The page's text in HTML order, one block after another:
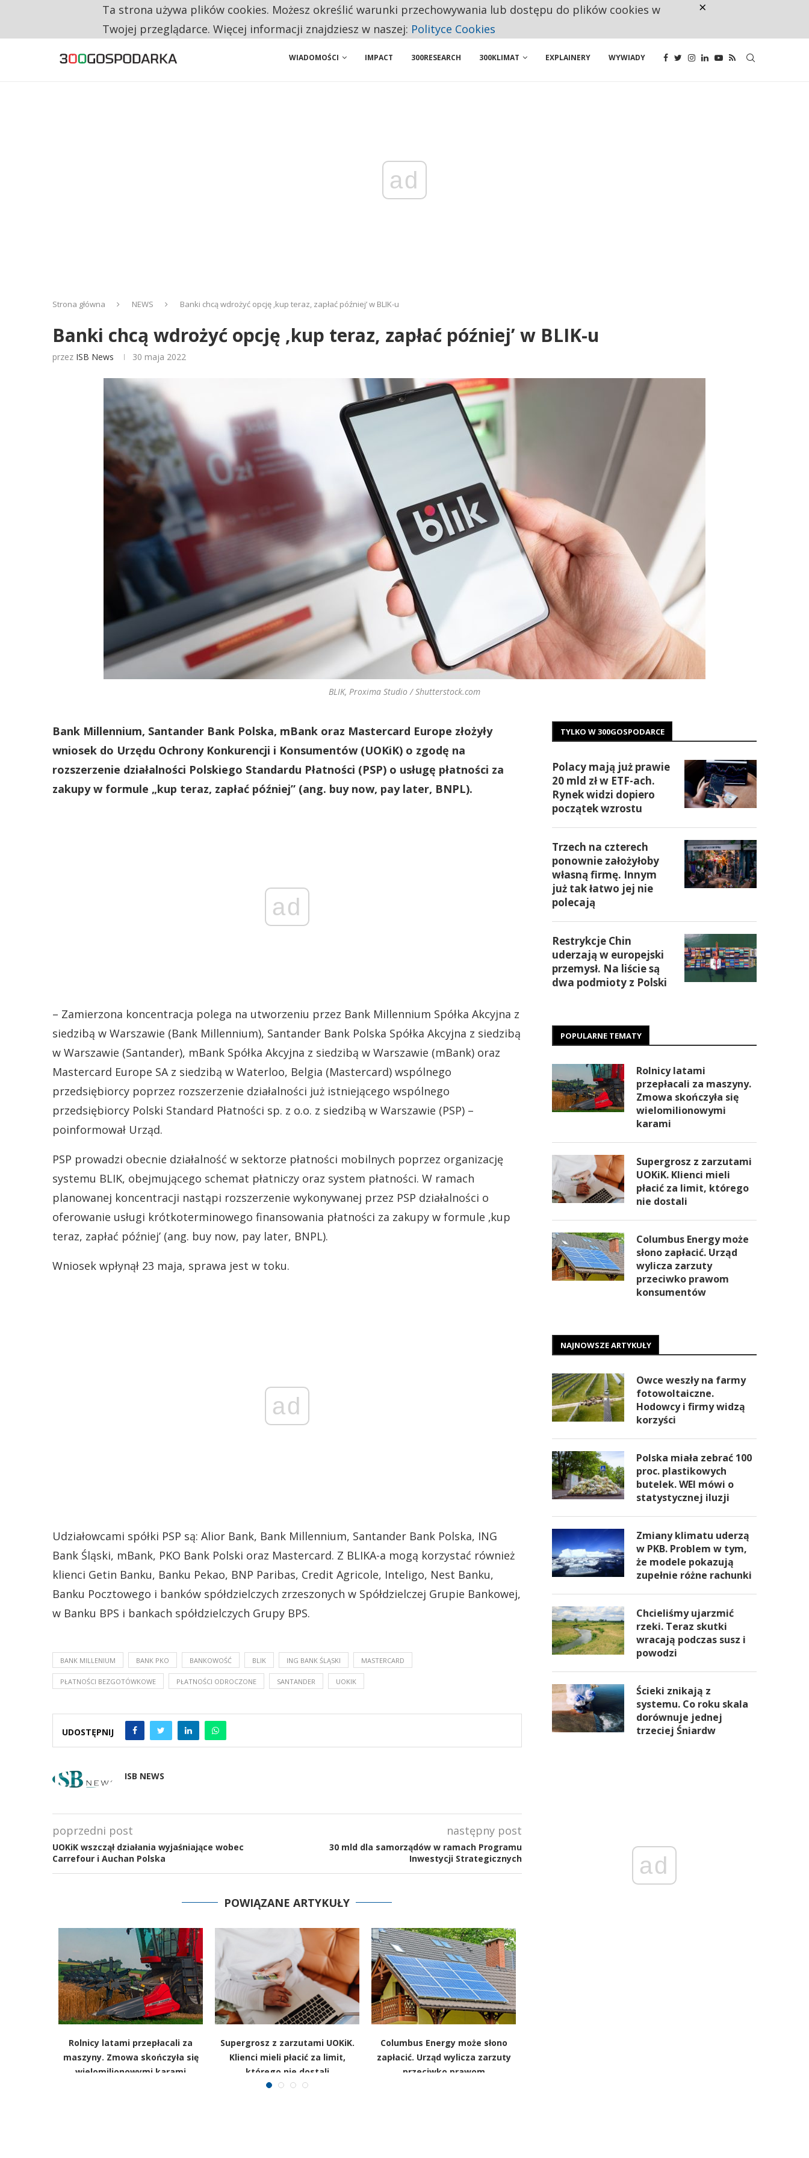
RESTRYKCJE CHIN UDERZAJĄ W EUROPEJSKI PRZEMYSŁ. NA LIŚCIE SĄ DWA PODMIOTY Z POLSKI
WIADOMOŚCI IMPACT 300RESEARCH 300KLIMAT EXPLAINERY WYWIADY
ad
Strona główna NEWS Banki chcą wdrożyć opcję ‚kup teraz, zapłać później’ w BLIK-u
Banki chcą wdrożyć opcję ‚kup teraz, zapłać później’ w BLIK-u
przez ISB News 30 maja 2022
BLIK, Proxima Studio / Shutterstock.com
Bank Millennium, Santander Bank Polska, mBank oraz Mastercard Europe złożyły
wniosek do Urzędu Ochrony Konkurencji i Konsumentów (UOKiK) o zgodę na
rozszerzenie działalności Polskiego Standardu Płatności (PSP) o usługę płatności za
zakupy w formule „kup teraz, zapłać później” (ang. buy now, pay later, BNPL).
ad
– Zamierzona koncentracja polega na utworzeniu przez Bank Millennium Spółka Akcyjna z
siedzibą w Warszawie (Bank Millennium), Santander Bank Polska Spółka Akcyjna z siedzibą
w Warszawie (Santander), mBank Spółka Akcyjna z siedzibą w Warszawie (mBank) oraz
Mastercard Europe SA z siedzibą w Waterloo, Belgia (Mastercard) wspólnego
przedsiębiorcy poprzez rozszerzenie działalności już istniejącego wspólnego
przedsiębiorcy Polski Standard Płatności sp. z o.o. z siedzibą w Warszawie (PSP) –
poinformował Urząd.
PSP prowadzi obecnie działalność w sektorze płatności mobilnych poprzez organizację
systemu BLIK, obejmującego schemat płatniczy oraz system płatności. W ramach
planowanej koncentracji nastąpi rozszerzenie wykonywanej przez PSP działalności o
oferowanie usługi krótkoterminowego finansowania płatności za zakupy w formule ‚kup
teraz, zapłać później’ (ang. buy now, pay later, BNPL).
Wniosek wpłynął 23 maja, sprawa jest w toku.
ad
Udziałowcami spółki PSP są: Alior Bank, Bank Millennium, Santander Bank Polska, ING
Bank Śląski, mBank, PKO Bank Polski oraz Mastercard. Z BLIKA-a mogą korzystać również
klienci Getin Banku, Banku Pekao, BNP Paribas, Credit Agricole, Inteligo, Nest Banku,
Banku Pocztowego i banków spółdzielczych zrzeszonych w Spółdzielczej Grupie Bankowej,
w Banku BPS i bankach spółdzielczych Grupy BPS.
BANK MILLENIUM BANK PKO BANKOWOŚĆ BLIK ING BANK ŚLĄSKI MASTERCARD
PŁATNOŚCI BEZGOTÓWKOWE PŁATNOŚCI ODROCZONE SANTANDER UOKIK
UDOSTĘPNIJ
ISB NEWS
poprzedni post
UOKiK wszczął działania wyjaśniające wobec
Carrefour i Auchan Polska
następny post
30 mld dla samorządów w ramach Programu
Inwestycji Strategicznych
POWIĄZANE ARTYKUŁY
Rolnicy latami przepłacali za
maszyny. Zmowa skończyła się
wielomilionowymi karami
Supergrosz z zarzutami UOKiK.
Klienci mieli płacić za limit,
którego nie dostali
Columbus Energy może słono
zapłacić. Urząd wylicza zarzuty
przeciwko prawom
TYLKO W 300GOSPODARCE
Polacy mają już prawie
20 mld zł w ETF-ach.
Rynek widzi dopiero
początek wzrostu
Trzech na czterech
ponownie założyłoby
własną firmę. Innym
już tak łatwo jej nie
polecają
Restrykcje Chin
uderzają w europejski
przemysł. Na liście są
dwa podmioty z Polski
POPULARNE TEMATY
Rolnicy latami
przepłacali za maszyny.
Zmowa skończyła się
wielomilionowymi
karami
Supergrosz z zarzutami
UOKiK. Klienci mieli
płacić za limit, którego
nie dostali
Columbus Energy może
słono zapłacić. Urząd
wylicza zarzuty
przeciwko prawom
konsumentów
NAJNOWSZE ARTYKUŁY
Owce weszły na farmy
fotowoltaiczne.
Hodowcy i firmy widzą
korzyści
Polska miała zebrać 100
proc. plastikowych
butelek. WEI mówi o
statystycznej iluzji
Zmiany klimatu uderzą
w PKB. Problem w tym,
że modele pokazują
zupełnie różne rachunki
Chcieliśmy ujarzmić
rzeki. Teraz skutki
wracają podczas susz i
powodzi
Ścieki znikają z
systemu. Co roku skala
dorównuje jednej
trzeciej Śniardw
ad
Ta strona używa plików cookies. Możesz określić warunki przechowywania lub dostępu do plików cookies w
Twojej przeglądarce. Więcej informacji znajdziesz w naszej: Polityce Cookies
×